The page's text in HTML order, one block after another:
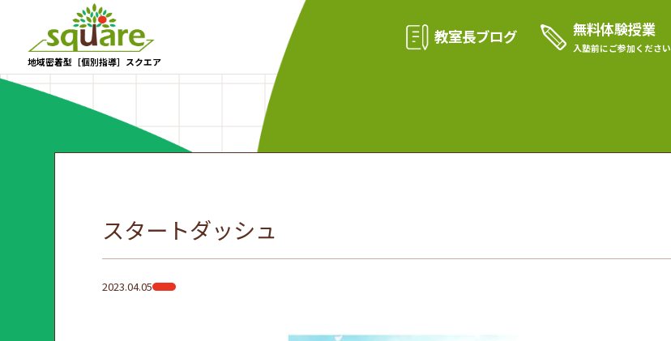
地域密着型［個別指導］スクエア
教室長ブログ 無料体験授業
入塾前にご参加ください
スタートダッシュ
2023.04.05